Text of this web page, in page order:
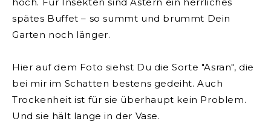
hoch. Für Insekten sind Astern ein herrliches
spätes Buffet – so summt und brummt Dein
Garten noch länger.
Hier auf dem Foto siehst Du die Sorte "Asran", die
bei mir im Schatten bestens gedeiht. Auch
Trockenheit ist für sie überhaupt kein Problem.
Und sie hält lange in der Vase.